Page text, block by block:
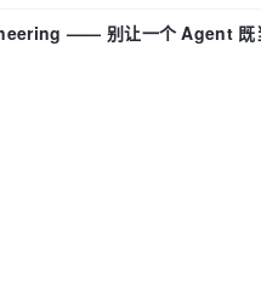
—— 别让一个 Agent 既